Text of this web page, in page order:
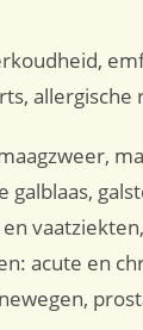
allergische
galblaas,
acute en